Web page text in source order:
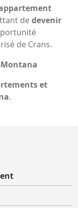
dedevenir
de Crans.
et
.